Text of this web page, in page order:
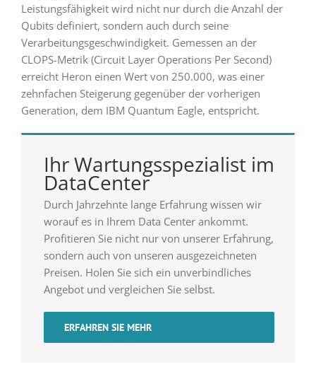
Leistungsfähigkeit wird nicht nur durch die Anzahl der
Qubits definiert, sondern auch durch seine
Verarbeitungsgeschwindigkeit. Gemessen an der
CLOPS-Metrik (Circuit Layer Operations Per Second)
erreicht Heron einen Wert von 250.000, was einer
zehnfachen Steigerung gegenüber der vorherigen
Generation, dem IBM Quantum Eagle, entspricht.
Ihr Wartungsspezialist im
DataCenter
Durch Jahrzehnte lange Erfahrung wissen wir
worauf es in Ihrem Data Center ankommt.
Profitieren Sie nicht nur von unserer Erfahrung,
sondern auch von unseren ausgezeichneten
Preisen. Holen Sie sich ein unverbindliches
Angebot und vergleichen Sie selbst.
ERFAHREN SIE MEHR